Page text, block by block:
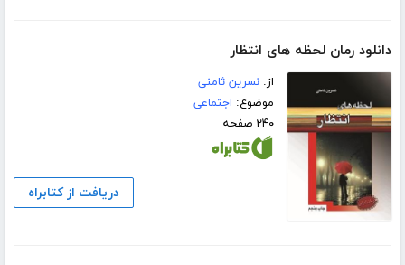
دانلود رمان لحظه های انتظار
از:نسرین ثامنی
موضوع: اجتماعی
۲۴۰ صفحه
دریافت از کتابراه